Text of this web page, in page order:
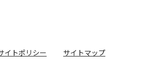
イトポリシー サイトマップ